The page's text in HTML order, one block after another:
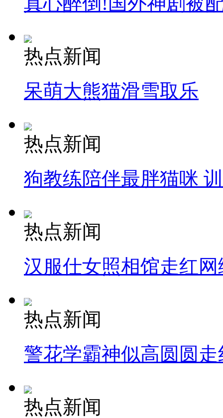
热点新闻
呆萌大熊猫滑雪取乐
热点新闻
狗教练陪伴最胖猫咪
热点新闻
汉服仕女照相馆走红网
热点新闻
警花学霸神似高圆圆走
热点新闻